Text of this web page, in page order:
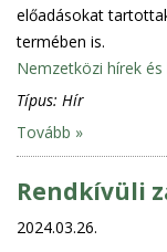
előadásokat
termében is.
Nemzetközi hírek
Típus: Hír
Tovább »
Rendkívüli
2024.03.26.